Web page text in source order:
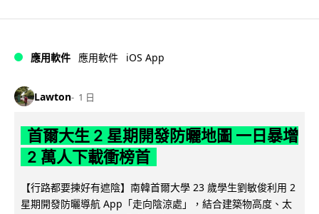
應用軟件 應用軟件 iOS App
Lawton 1 日
首爾大生 2 星期開發防曬地圖 一日暴增
2 萬人下載衝榜首
【行路都要揀好有遮陰】南韓首爾大學 23 歲學生劉敏俊利用 2
星期開發防曬導航 App「走向陰涼處」，結合建築物高度、太